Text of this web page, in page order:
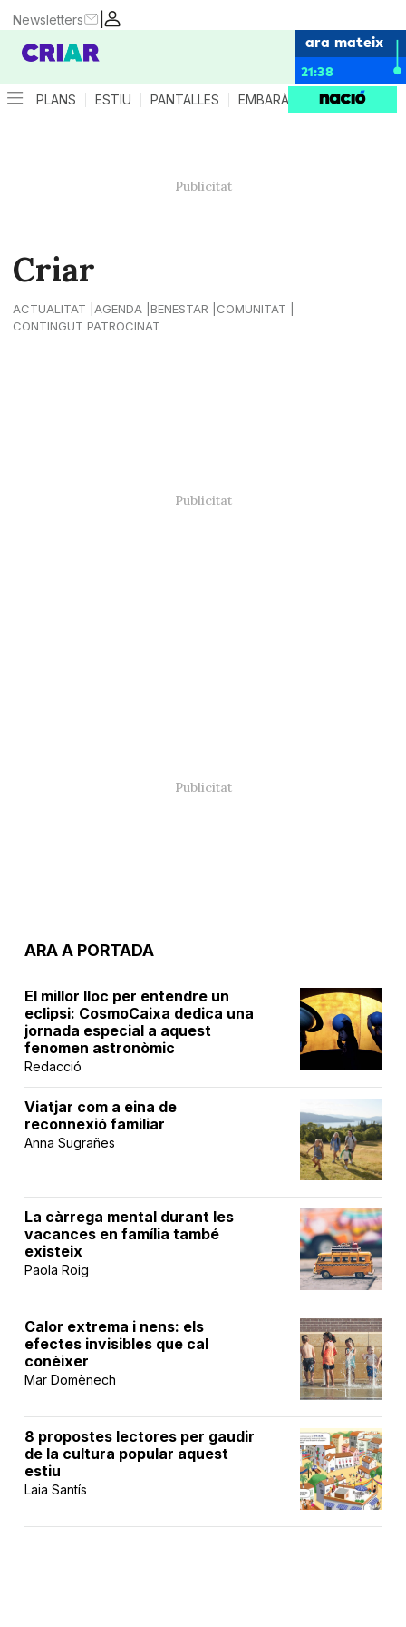
|
Newsletters
ara mateix
21:38
PLANS ESTIU PANTALLES EMBARÀS CRIANÇA
Criar
ACTUALITAT AGENDA BENESTAR
COMUNITAT
CONTINGUT PATROCINAT
ARA A PORTADA
El millor lloc per entendre un
eclipsi: CosmoCaixa dedica una
jornada especial a aquest
fenomen astronòmic
Redacció
Viatjar com a eina de
reconnexió familiar
Anna Sugrañes
La càrrega mental durant les
vacances en família també
existeix
Paola Roig
Calor extrema i nens: els
efectes invisibles que cal
conèixer
Mar Domènech
8 propostes lectores per gaudir
de la cultura popular aquest
estiu
Laia Santís